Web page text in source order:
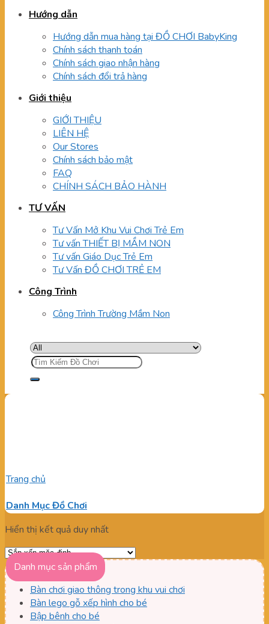
Hướng dẫn
Hướng dẫn mua hàng tại ĐỒ CHƠI BabyKing
Chính sách thanh toán
Chính sách giao nhận hàng
Chính sách đổi trả hàng
Giới thiệu
GIỚI THIỆU
LIÊN HỆ
Our Stores
Chính sách bảo mật
FAQ
CHÍNH SÁCH BẢO HÀNH
TƯ VẤN
Tư Vấn Mở Khu Vui Chơi Trẻ Em
Tư vấn THIẾT BỊ MẦM NON
Tư vấn Giáo Dục Trẻ Em
Tư Vấn ĐỒ CHƠI TRẺ EM
Công Trình
Công Trình Trường Mầm Non
Tìm
kiếm:
Trang chủ
Danh Mục Đồ Chơi
Hiển thị kết quả duy nhất
Danh mục sản phẩm
Bàn chơi giao thông trong khu vui chơi
Bàn lego gỗ xếp hình cho bé
Bập bênh cho bé